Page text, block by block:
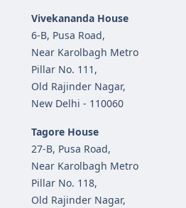
Vivekananda House
6-B, Pusa Road,
Near Karolbagh Metro
Pillar No. 111,
Old Rajinder Nagar,
New Delhi - 110060
Tagore House
27-B, Pusa Road,
Near Karolbagh Metro
Pillar No. 118,
Old Rajinder Nagar,